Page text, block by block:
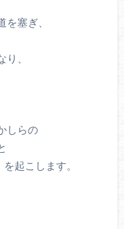
塞ぎ、
、
しらの
起こします。